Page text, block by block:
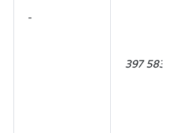
-
397 583